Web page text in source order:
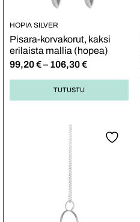
HOPIA SILVER
Pisara-korvakorut, kaksi
erilaista mallia (hopea)
99,20€– 106,30€
TUTUSTU